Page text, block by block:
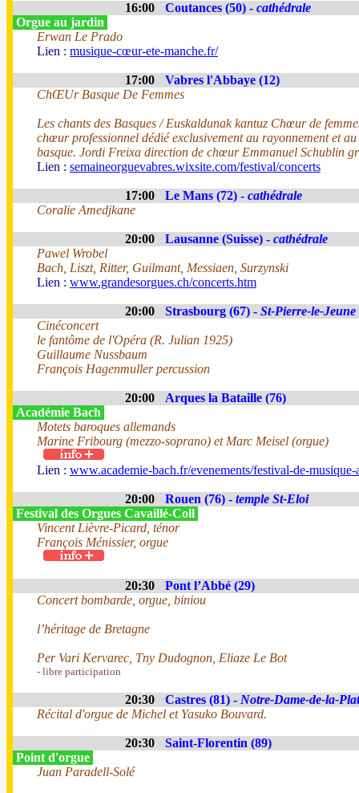
16:00 Coutances (50) - cathédrale
Orgue au jardin
Erwan Le Prado
Lien : musique-cœur-ete-manche.fr/
17:00
Vabres l'Abbaye (12)
ChŒUr Basque De Femmes
Les chants des Basques / Euskaldunak kantuz Chœur de
chœur professionnel dédié exclusivement au rayonnement et
basque. Jordi Freixa direction de chœur Emmanuel Schublin
Lien : semaineorguevabres.wixsite.com/festival/concerts
17:00 Le Mans (72) - cathédrale
Coralie Amedjkane
20:00 Lausanne (Suisse) - cathédrale
Pawel Wrobel
Bach, Liszt, Ritter, Guilmant, Messiaen, Surzynski
Lien : www.grandesorgues.ch/concerts.htm
20:00 Strasbourg (67) - St-Pierre-le-Jeune
Cinéconcert
le fantôme de l'Opéra (R. Julian 1925)
Guillaume Nussbaum
François Hagenmuller percussion
20:00
Arques la Bataille (76)
Académie Bach
Motets baroques allemands
Marine Fribourg (mezzo-soprano) et Marc Meisel (orgue)
Lien : www.academie-bach.fr/evenements/festival-de-
20:00 Rouen (76) - temple St-Eloi
Festival des Orgues Cavaillé-Coll
Vincent Lièvre-Picard, ténor
François Ménissier, orgue
20:30
Pont l’Abbé (29)
Concert bombarde, orgue, biniou
l’héritage de Bretagne
Per Vari Kervarec, Tny Dudognon, Eliaze Le Bot
- libre participation
20:30 Castres (81) - Notre-Dame-de-la-
Récital d'orgue de Michel et Yasuko Bouvard.
20:30
Saint-Florentin (89)
Point d'orgue
Juan Paradell-Solé